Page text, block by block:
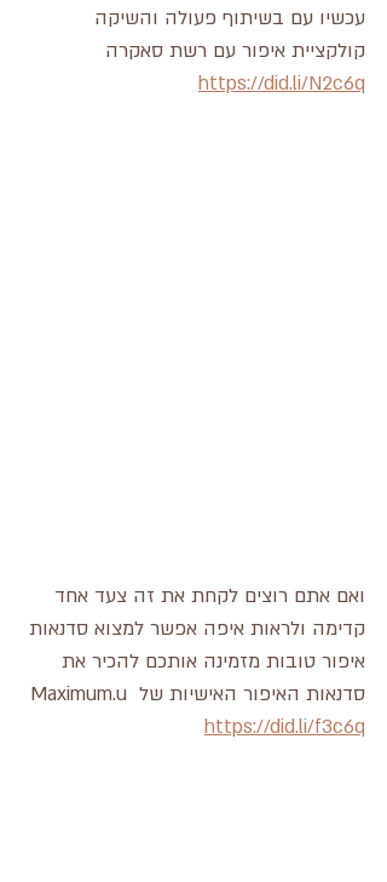
עכשיו עם בשיתוף פעולה והשיקה
קולקציית איפור עם רשת סאקרה
https://did.li/N2c6q
ואם אתם רוצים לקחת את זה צעד אחד
קדימה ולראות איפה אפשר למצוא סדנאות
איפור טובות מזמינה אותכם להכיר את
סדנאות האיפור האישיות של Maximum.u
https://did.li/f3c6q